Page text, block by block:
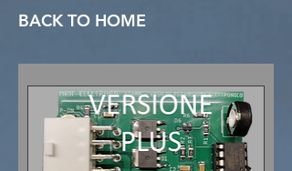
BACK TO HOME